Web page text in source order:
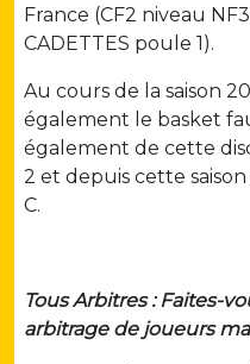
France (CF2 niveau
CADETTES poule 1).
Au cours de la saison
également le basket
également de cette
2 et depuis cette
C.
Tous Arbitres : Faites-
arbitrage de joueurs